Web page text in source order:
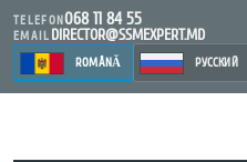
TELEFON068 11 84 55
EMAIL DIRECTOR@SSMEXPERT.MD
ROMÂNĂ РУССКИЙ